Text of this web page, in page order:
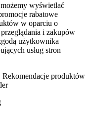
wyświetlać
rabatowe
w oparciu o
i zakupów
użytkownika
usług stron
produktów